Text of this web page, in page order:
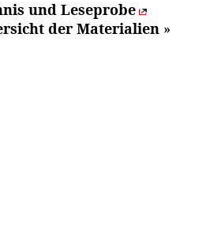
und Leseprobe
der Materialien »